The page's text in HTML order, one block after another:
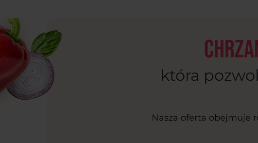
która
Nasza oferta obejmuje